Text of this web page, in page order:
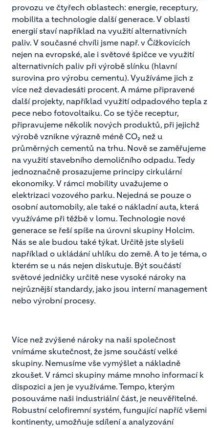
provozu ve čtyřech oblastech: energie, receptury,
mobilita a technologie další generace. V oblasti
energií staví například na využití alternativních
paliv. V současné chvíli jsme např. v Čížkovicích
nejen na evropské, ale i světové špičce ve využití
alternativních paliv při výrobě slínku (hlavní
surovina pro výrobu cementu). Využíváme jich z
více než devadesáti procent. A máme připravené
další projekty, například využití odpadového tepla z
pece nebo fotovoltaiku. Co se týče receptur,
připravujeme několik nových produktů, při jejichž
výrobě vznikne výrazně méně CO₂ než u
průměrných cementů na trhu. Nově se zaměřujeme
na využití stavebního demoličního odpadu. Tedy
jednoznačně prosazujeme principy cirkulární
ekonomiky. V rámci mobility uvažujeme o
elektrizaci vozového parku. Nejedná se pouze o
osobní automobily, ale také o nákladní auta, která
využíváme při těžbě v lomu. Technologie nové
generace se řeší spíše na úrovni skupiny Holcim.
Nás se ale budou také týkat. Určitě jste slyšeli
například o ukládání uhlíku do země. A to je téma, o
kterém se u nás nejen diskutuje. Být součástí
světové jedničky určitě nese vysoké nároky na
nejrůznější standardy, jako jsou interní management
nebo výrobní procesy.
Více než zvýšené nároky na naši společnost
vnímáme skutečnost, že jsme součástí velké
skupiny. Nemusíme vše vymýšlet a nákladně
zkoušet. V rámci skupiny máme mnoho informací k
dispozici a jen je využíváme. Tempo, kterým
posouváme naši industriální část, je neuvěřitelné.
Robustní celofiremní systém, fungující napříč všemi
kontinenty, umožňuje sdílení a analyzování